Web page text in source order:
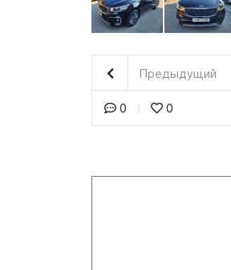
Предыдущий
0 0